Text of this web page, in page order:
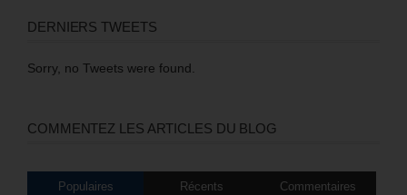
DERNIERS TWEETS
Sorry, no Tweets were found.
COMMENTEZ LES ARTICLES DU BLOG
Populaires Récents Commentaires